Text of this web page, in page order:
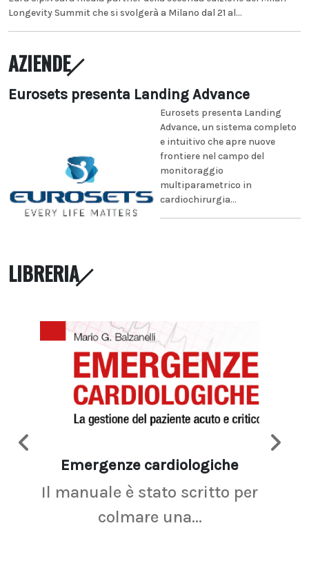
Longevity Summit che si svolgerà a Milano dal 21 al...
AZIENDE
Eurosets presenta Landing Advance
Eurosets presenta Landing
Advance, un sistema completo
e intuitivo che apre nuove
frontiere nel campo del
monitoraggio
multiparametrico in
cardiochirurgia...
LIBRERIA
Emergenze cardiologiche
Il manuale è stato scritto per
colmare una...